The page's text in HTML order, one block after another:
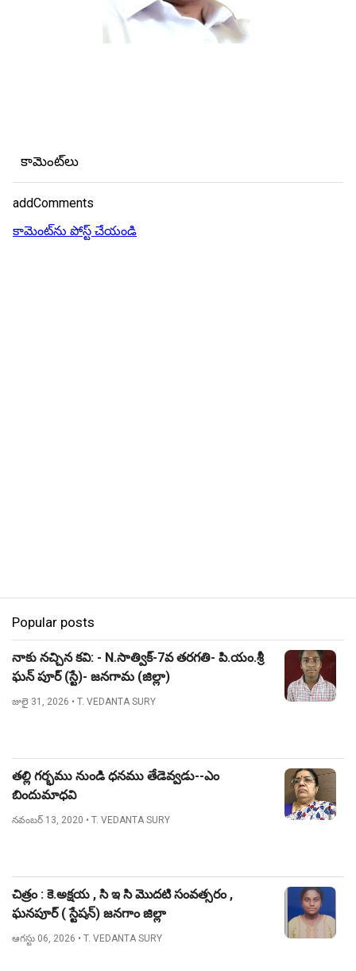
కామెంట్‌లు
addComments
కామెంట్‌ను పోస్ట్ చేయండి
Popular posts
నాకు నచ్చిన కవి: - N.సాత్విక్-7వ తరగతి- పి.యం.శ్రీ
ఘన్ పూర్ (స్టే)- జనగామ (జిల్లా)
జులై 31, 2026 • T. VEDANTA SURY
తల్లి గర్భము నుండి ధనము తేడెవ్వడు--ఎం
బిందుమాధవి
నవంబర్ 13, 2020 • T. VEDANTA SURY
చిత్రం : కె.అక్షయ , సి ఇ సి మొదటి సంవత్సరం ,
ఘనపూర్ ( స్టేషన్) జనగాం జిల్లా
ఆగస్టు 06, 2026 • T. VEDANTA SURY